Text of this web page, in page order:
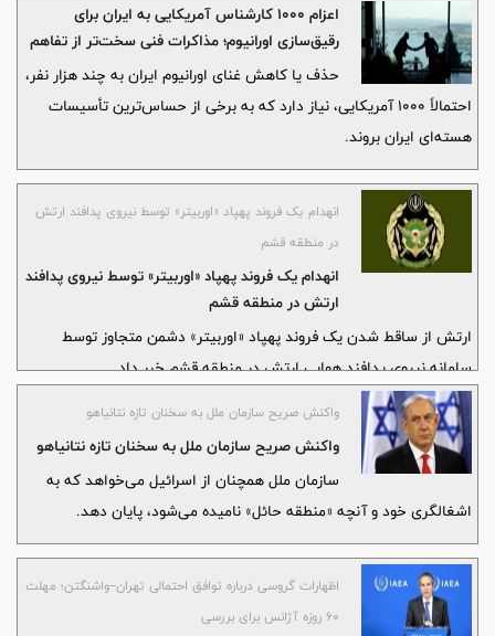
اعزام ۱۰۰۰ کارشناس آمریکایی به ایران برای
رقیق‌سازی اورانیوم؛ مذاکرات فنی سخت‌تر از تفاهم
اولیه با آمریکا
حذف یا کاهش غنای اورانیوم ایران به چند هزار نفر،
احتمالاً ۱۰۰۰ آمریکایی، نیاز دارد که به برخی از حساس‌ترین تأسیسات
هسته‌ای ایران بروند.
انهدام یک فروند پهپاد «اوربیتر» توسط نیروی پدافند ارتش
در منطقه قشم
انهدام یک فروند پهپاد «اوربیتر» توسط نیروی پدافند
ارتش در منطقه قشم
ارتش از ساقط شدن یک فروند پهپاد «اوربیتر» دشمن متجاوز توسط
سامانه‌ نیروی پدافند هوایی ارتش در منطقه قشم خبر داد
واکنش صریح سازمان ملل به سخنان تازه نتانیاهو
واکنش صریح سازمان ملل به سخنان تازه نتانیاهو
سازمان ملل همچنان از اسرائیل می‌خواهد که به
اشغالگری خود و آنچه «منطقه حائل» نامیده می‌شود، پایان دهد.
اظهارات گروسی درباره توافق احتمالی تهران–واشنگتن؛ مهلت
۶۰ روزه آژانس برای بررسی